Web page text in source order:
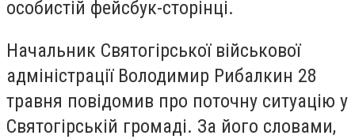
особистій фейсбук-сторінці.
Начальник Святогірської військової
адміністрації Володимир Рибалкин 28
травня повідомив про поточну ситуацію у
Святогірській громаді. За його словами,